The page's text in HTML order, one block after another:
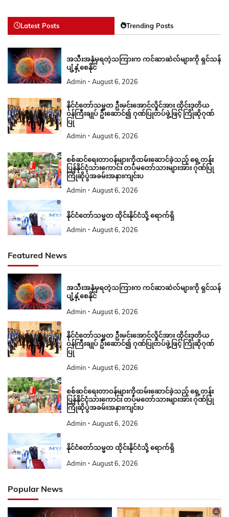
Latest Posts Trending Posts
အသီးအနှံမှရတဲ့သကြားက ကင်ဆာဆဲလ်များကို ရှင်သန်
ပျံ့နှံ့စေနိုင်
Admin August 6, 2026
နိုင်ငံတော်သမ္မတ ဦးမင်းအောင်လှိုင်အား ထိုင်းဒုတိယ
ဝန်ကြီးချုပ် ဦးဆောင်၍ ဂုဏ်ပြုတပ်ဖွဲ့ဖြင့် ကြိုဆိုဂုဏ်
ပြု
Admin August 6, 2026
စစ်ဆင်ရေးတာဝန်များကိုထမ်းဆောင်ခဲ့သည့် ရှေ့တန်း
ပြန်နိုင်ငံ့သားကောင်း တပ်မတော်သားများအား ဂုဏ်ပြု
ကြိုဆိုပွဲအခမ်းအနားကျင်းပ
Admin August 6, 2026
နိုင်ငံတော်သမ္မတ ထိုင်းနိုင်ငံသို့ ရောက်ရှိ
Admin August 6, 2026
Featured News
အသီးအနှံမှရတဲ့သကြားက ကင်ဆာဆဲလ်များကို ရှင်သန်
ပျံ့နှံ့စေနိုင်
Admin August 6, 2026
နိုင်ငံတော်သမ္မတ ဦးမင်းအောင်လှိုင်အား ထိုင်းဒုတိယ
ဝန်ကြီးချုပ် ဦးဆောင်၍ ဂုဏ်ပြုတပ်ဖွဲ့ဖြင့် ကြိုဆိုဂုဏ်
ပြု
Admin August 6, 2026
စစ်ဆင်ရေးတာဝန်များကိုထမ်းဆောင်ခဲ့သည့် ရှေ့တန်း
ပြန်နိုင်ငံ့သားကောင်း တပ်မတော်သားများအား ဂုဏ်ပြု
ကြိုဆိုပွဲအခမ်းအနားကျင်းပ
Admin August 6, 2026
နိုင်ငံတော်သမ္မတ ထိုင်းနိုင်ငံသို့ ရောက်ရှိ
Admin August 6, 2026
Popular News